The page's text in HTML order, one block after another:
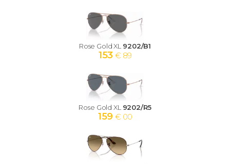
Rose Gold XL 9202/B1
153 € 89
Rose Gold XL 9202/R5
159 € 00